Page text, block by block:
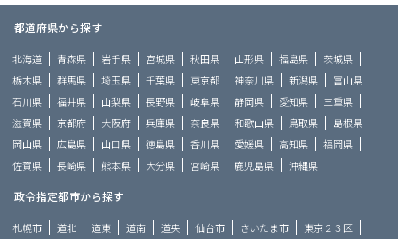
都道府県から探す
北海道 青森県 岩手県 宮城県 秋田県 山形県 福島県
茨城県
栃木県
群馬県 埼玉県 千葉県 東京都 神奈川県 新潟県
富山県
石川県
福井県 山梨県 長野県 岐阜県 静岡県 愛知県
三重県
滋賀県
京都府 大阪府 兵庫県 奈良県 和歌山県 鳥取県
島根県
岡山県
広島県 山口県 徳島県 香川県 愛媛県 高知県
福岡県
佐賀県
長崎県 熊本県 大分県 宮崎県 鹿児島県 沖縄県
政令指定都市から探す
札幌市 道北 道東 道南 道央 仙台市 さいたま市 東京２３区